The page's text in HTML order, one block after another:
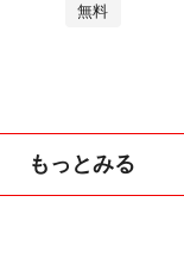
無料
もっとみる